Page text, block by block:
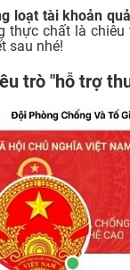
loạt tài khoản
thực chất là
sau nhé!
trò "hỗ trợ